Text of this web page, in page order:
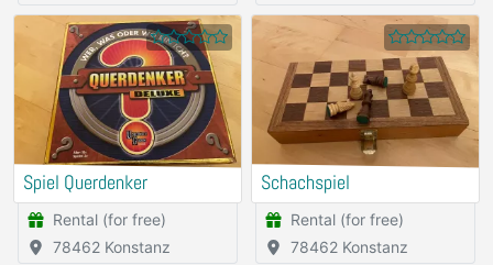
Spiel Querdenker
Rental (for free)
78462 Konstanz
Schachspiel
Rental (for free)
78462 Konstanz